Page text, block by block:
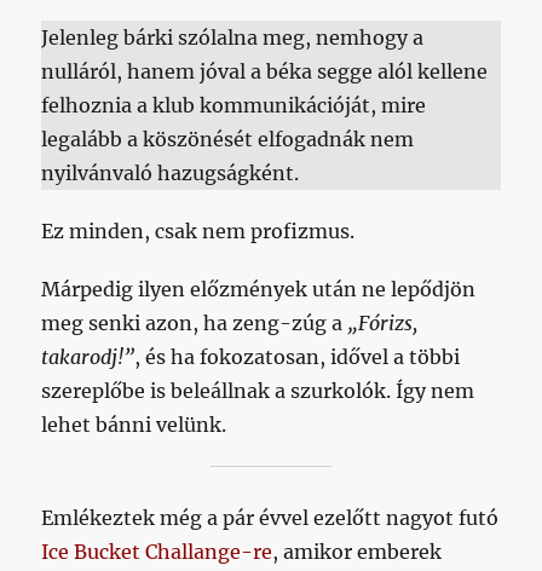
Jelenleg bárki szólalna meg, nemhogy a
nulláról, hanem jóval a béka segge alól kellene
felhoznia a klub kommunikációját, mire
legalább a köszönését elfogadnák nem
nyilvánvaló hazugságként.
Ez minden, csak nem profizmus.
Márpedig ilyen előzmények után ne lepődjön
meg senki azon, ha zeng-zúg a „Fórizs,
takarodj!”, és ha fokozatosan, idővel a többi
szereplőbe is beleállnak a szurkolók. Így nem
lehet bánni velünk.
Emlékeztek még a pár évvel ezelőtt nagyot futó
Ice Bucket Challange-re, amikor emberek